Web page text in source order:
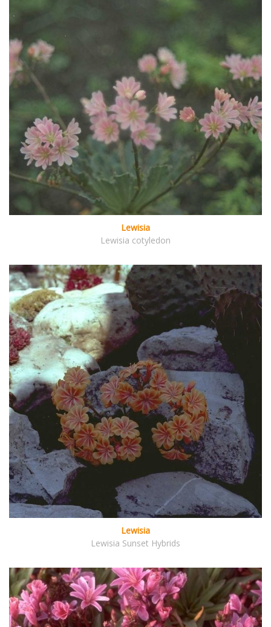
Lewisia
Lewisia cotyledon
Lewisia
Lewisia Sunset Hybrids